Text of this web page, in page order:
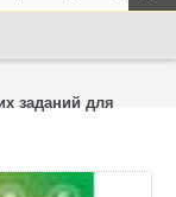
заданий для